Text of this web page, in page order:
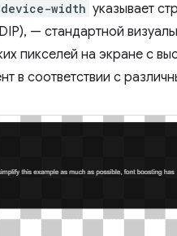
width указывает
— стандартной
пикселей на экране с
в соответствии с